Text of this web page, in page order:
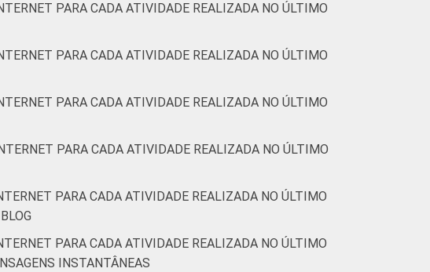
PARA CADA ATIVIDADE REALIZADA NO ÚLTIMO
PARA CADA ATIVIDADE REALIZADA NO ÚLTIMO
PARA CADA ATIVIDADE REALIZADA NO ÚLTIMO
PARA CADA ATIVIDADE REALIZADA NO ÚLTIMO
PARA CADA ATIVIDADE REALIZADA NO ÚLTIMO
PARA CADA ATIVIDADE REALIZADA NO ÚLTIMO
INSTANTÂNEAS